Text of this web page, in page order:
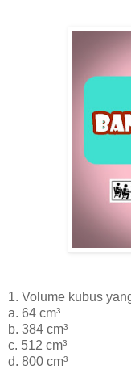
1. Volume kubus
a. 64 cm³
b. 384 cm³
c. 512 cm³
d. 800 cm³